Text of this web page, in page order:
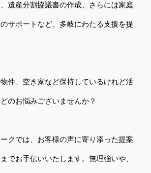
遺産分割協議書の作成、さらには家庭
サポートなど、多岐にわたる支援を提
件、空き家など保持しているけれど活
のお悩みございませんか？
クでは、お客様の声に寄り添った提案
でお手伝いいたします。無理強いや、